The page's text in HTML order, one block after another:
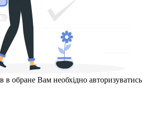
в обране Вам необхідно авторизуватись